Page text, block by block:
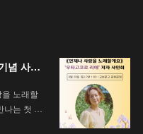
🎶 [우타고코로 리에 첫 에세이 출간 기념 사인회 안내 / 歌心りえ 初エッセイ出版記念サイン会のお知らせ]
노래할
나는 첫 …